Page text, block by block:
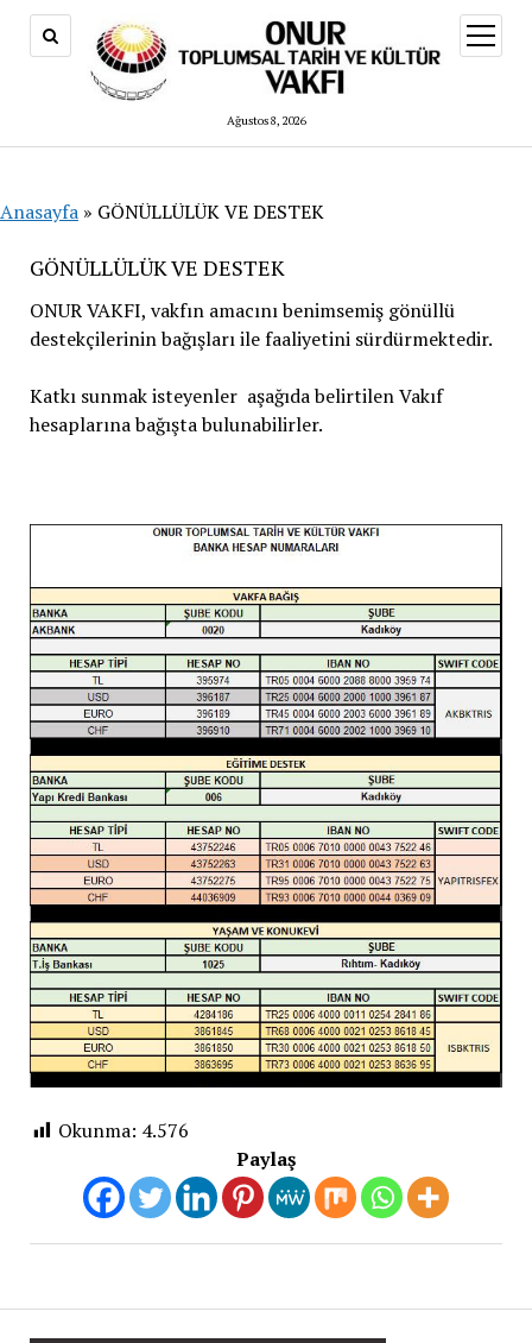
Ağustos 8, 2026
aç
Anasayfa » GÖNÜLLÜLÜK VE DESTEK
GÖNÜLLÜLÜK VE DESTEK
ONUR VAKFI, vakfın amacını benimsemiş gönüllü
destekçilerinin bağışları ile faaliyetini sürdürmektedir.
Katkı sunmak isteyenler aşağıda belirtilen Vakıf
hesaplarına bağışta bulunabilirler.
Okunma: 4.576
Paylaş